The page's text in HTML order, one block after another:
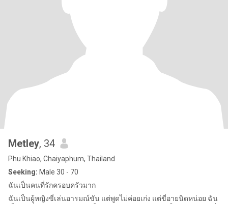
Metley, 34
Phu Khiao, Chaiyaphum, Thailand
Seeking: Male 30 - 70
ฉันเป็นคนที่รักครอบครัวมาก
ฉันเป็นผู้หญิงขี่เล่นอารมณ์ขัน แต่พูดไม่ค่อยเก่ง แต่ขี่อายนิดหน่อย ฉัน